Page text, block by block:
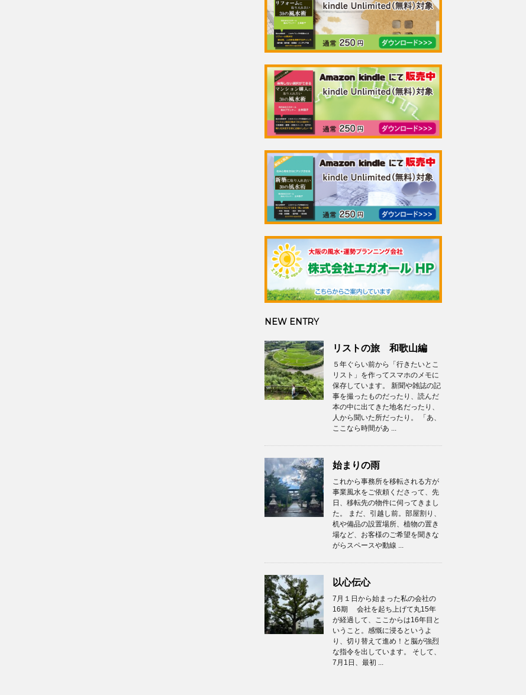
NEW ENTRY
リストの旅 和歌山編
５年ぐらい前から「行きたいとこ
リスト」を作ってスマホのメモに
保存しています。 新聞や雑誌の記
事を撮ったものだったり、読んだ
本の中に出てきた地名だったり、
人から聞いた所だったり。 「あ、
ここなら時間があ ...
始まりの雨
これから事務所を移転される方が
事業風水をご依頼くださって、先
日、移転先の物件に伺ってきまし
た。 まだ、引越し前。部屋割り、
机や備品の設置場所、植物の置き
場など、お客様のご希望を聞きな
がらスペースや動線 ...
以心伝心
7月１日から始まった私の会社の
16期 会社を起ち上げて丸15年
が経過して、ここからは16年目と
いうこと。感慨に浸るというよ
り、切り替えて進め！と脳が強烈
な指令を出しています。 そして、
7月1日、最初 ...